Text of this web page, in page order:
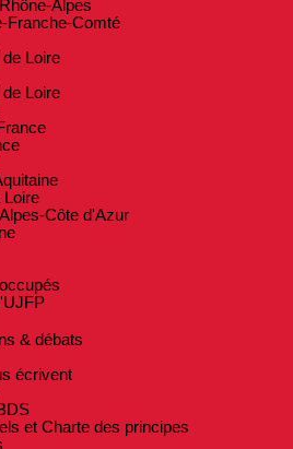
Alpes
Franche-Comté
Loire
Loire
Loire
Côte d'Azur
& débats
écrivent
et Charte des principes